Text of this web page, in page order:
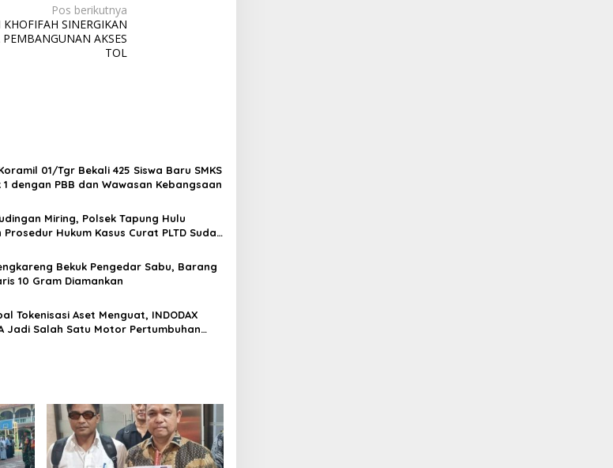
Pos berikutnya
SINERGIKAN
PEMBANGUNAN AKSES
TOL
01/Tgr Bekali 425 Siswa Baru SMKS
1 dengan PBB dan Wawasan Kebangsaan
Miring, Polsek Tapung Hulu
Prosedur Hukum Kasus Curat PLTD Sudah
Bekuk Pengedar Sabu, Barang
10 Gram Diamankan
Tokenisasi Aset Menguat, INDODAX
Jadi Salah Satu Motor Pertumbuhan